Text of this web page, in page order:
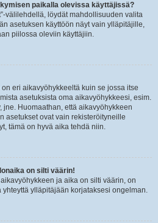
paikalla olevissa käyttäjissä?
välilehdellä, löydät mahdollisuuden valita
asetuksen käyttöön näyt vain ylläpitäjille,
piilossa oleviin käyttäjiin.
eri aikavyöhykkeeltä kuin se jossa itse
asetuksista oma aikavyöhykkeesi, esim.
jne. Huomaathan, että aikavyöhykkeen
asetukset ovat vain rekisteröityneille
tämä on hyvä aika tehdä niin.
on silti väärin!
ja aika on silti väärin, on
ylläpitäjään korjataksesi ongelman.